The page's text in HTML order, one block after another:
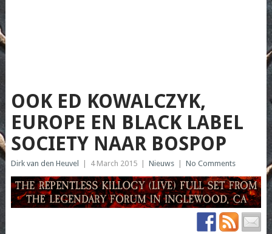
OOK ED KOWALCZYK,
EUROPE EN BLACK LABEL
SOCIETY NAAR BOSPOP
Dirk van den Heuvel 4 March 2015 Nieuws No Comments